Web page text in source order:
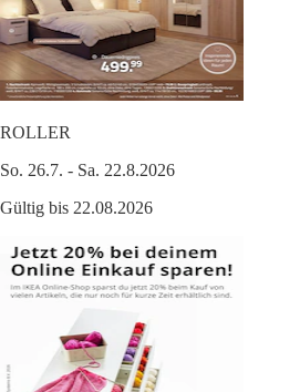
ROLLER
So. 26.7. - Sa. 22.8.2026
Gültig bis 22.08.2026